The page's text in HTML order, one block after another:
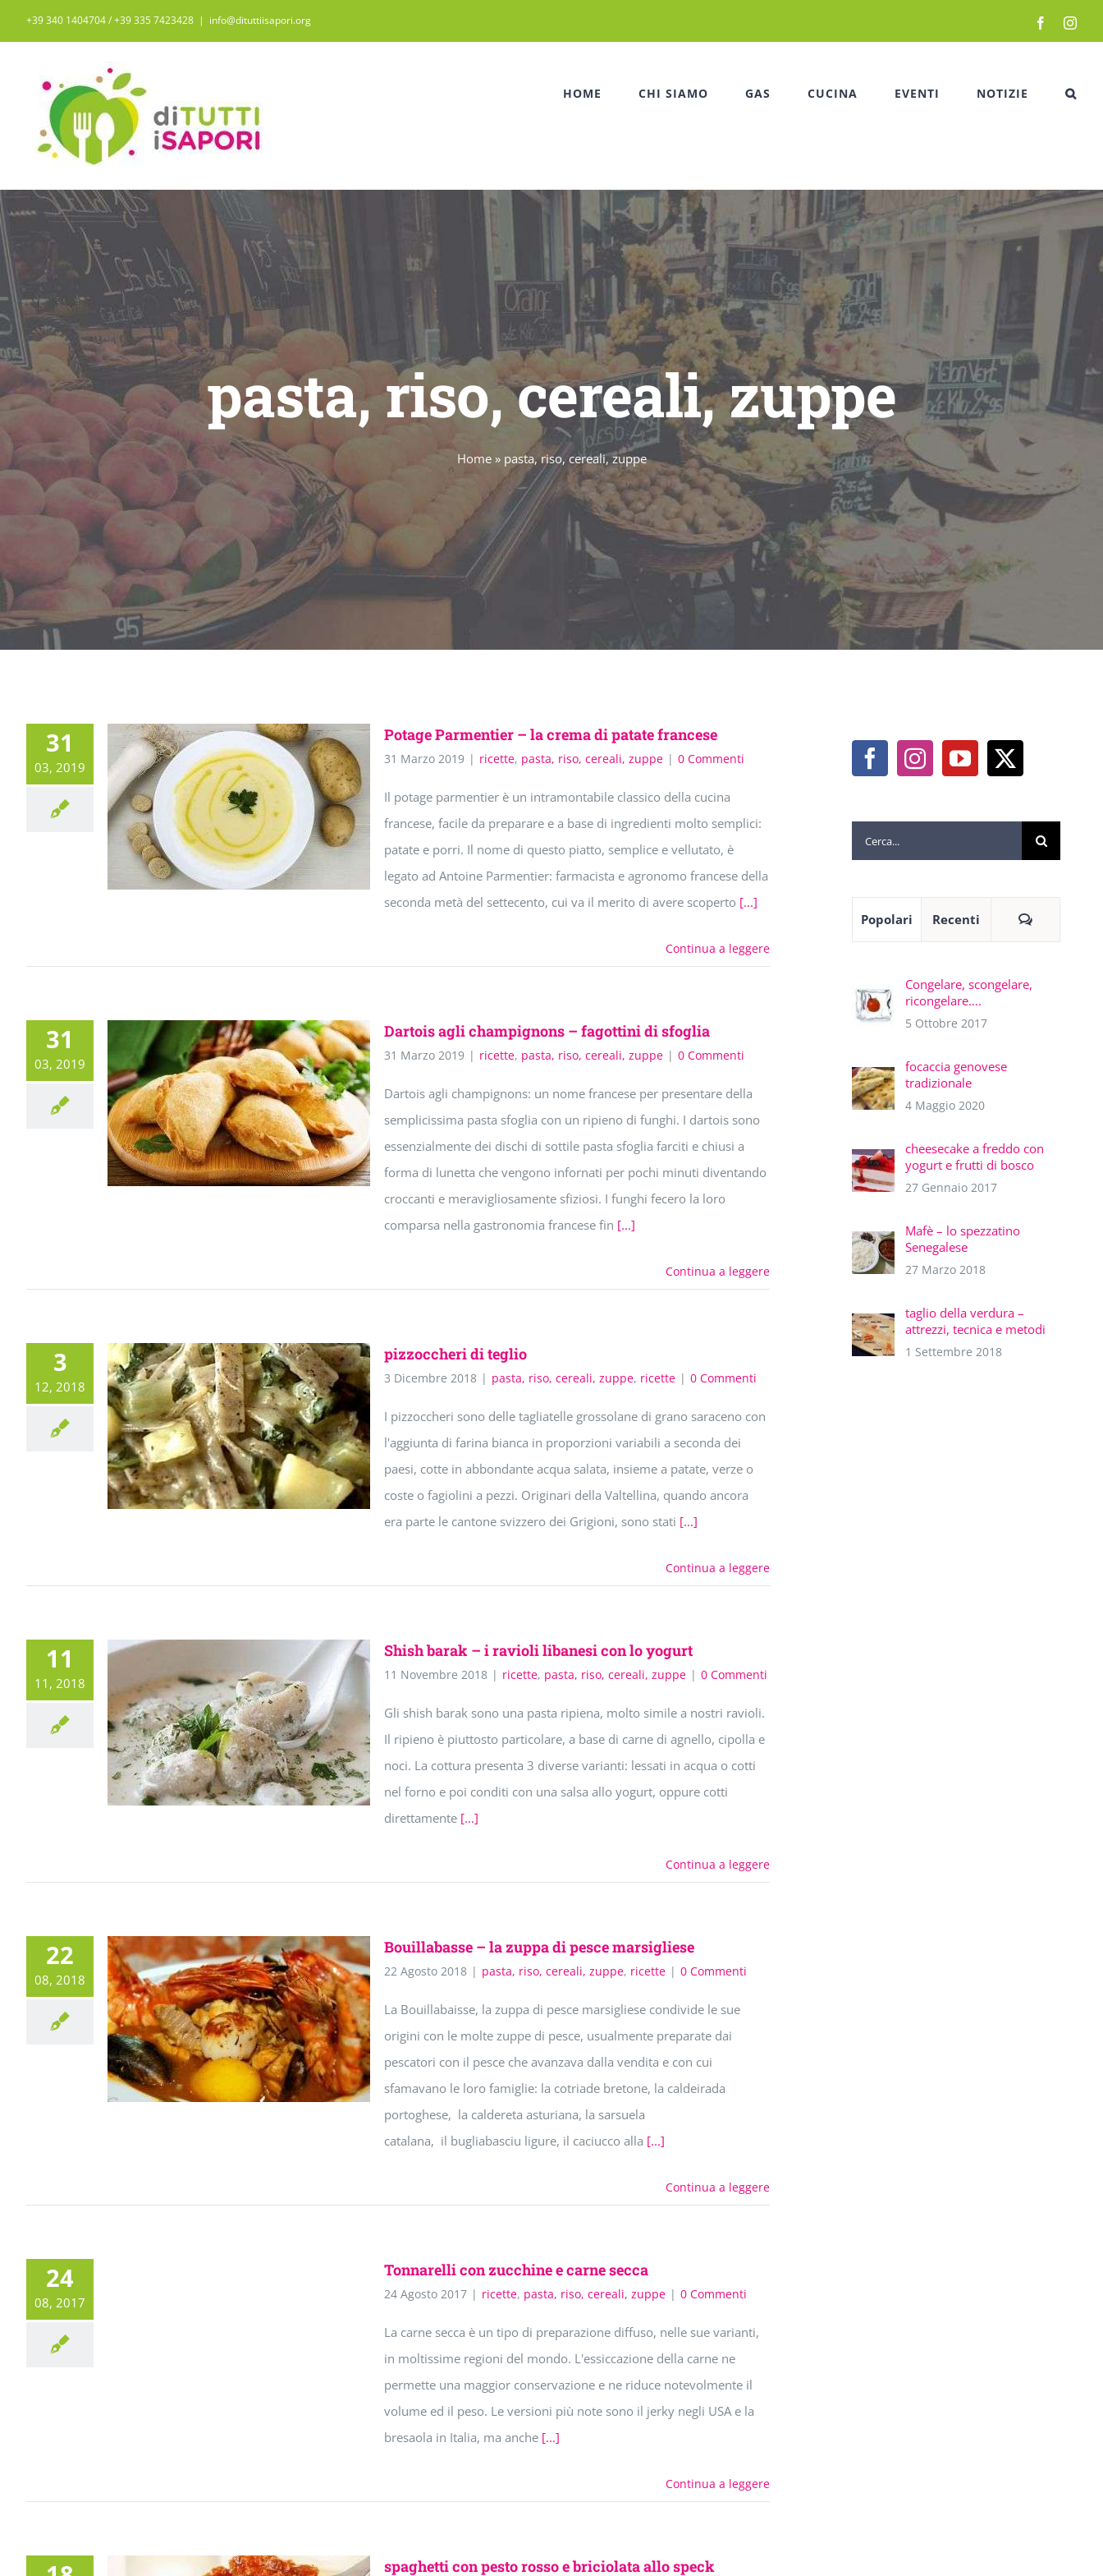
al
+39 340 1404704 / ‭+39 335 7423428‬ | info@dituttiisapori.org Facebook
HOME CHI SIAMO GAS CUCINA EVENTI NOTIZIE
pasta, riso, cereali, zuppe
Home» pasta, riso, cereali, zuppe
31
03, 2019
Potage Parmentier – la crema di patate francese
31 Marzo 2019 | ricette, pasta, riso, cereali, zuppe | 0 Commenti
Il potage parmentier è un intramontabile classico della cucina
francese, facile da preparare e a base di ingredienti molto semplici:
patate e porri. Il nome di questo piatto, semplice e vellutato, è
legato ad Antoine Parmentier: farmacista e agronomo francese della
seconda metà del settecento, cui va il merito di avere scoperto [...]
Continua a leggere
31
03, 2019
Dartois agli champignons – fagottini di sfoglia
31 Marzo 2019 | ricette, pasta, riso, cereali, zuppe | 0 Commenti
Dartois agli champignons: un nome francese per presentare della
semplicissima pasta sfoglia con un ripieno di funghi. I dartois sono
essenzialmente dei dischi di sottile pasta sfoglia farciti e chiusi a
forma di lunetta che vengono infornati per pochi minuti diventando
croccanti e meravigliosamente sfiziosi. I funghi fecero la loro
comparsa nella gastronomia francese fin [...]
Continua a leggere
3
12, 2018
pizzoccheri di teglio
3 Dicembre 2018 | pasta, riso, cereali, zuppe, ricette | 0 Commenti
I pizzoccheri sono delle tagliatelle grossolane di grano saraceno con
l'aggiunta di farina bianca in proporzioni variabili a seconda dei
paesi, cotte in abbondante acqua salata, insieme a patate, verze o
coste o fagiolini a pezzi. Originari della Valtellina, quando ancora
era parte le cantone svizzero dei Grigioni, sono stati [...]
Continua a leggere
11
11, 2018
Shish barak – i ravioli libanesi con lo yogurt
11 Novembre 2018 | ricette, pasta, riso, cereali, zuppe | 0 Commenti
Gli shish barak sono una pasta ripiena, molto simile a nostri ravioli.
Il ripieno è piuttosto particolare, a base di carne di agnello, cipolla e
noci. La cottura presenta 3 diverse varianti: lessati in acqua o cotti
nel forno e poi conditi con una salsa allo yogurt, oppure cotti
direttamente [...]
Continua a leggere
22
08, 2018
Bouillabasse – la zuppa di pesce marsigliese
22 Agosto 2018 | pasta, riso, cereali, zuppe, ricette | 0 Commenti
La Bouillabaisse, la zuppa di pesce marsigliese condivide le sue
origini con le molte zuppe di pesce, usualmente preparate dai
pescatori con il pesce che avanzava dalla vendita e con cui
sfamavano le loro famiglie: la cotriade bretone, la caldeirada
portoghese, la caldereta asturiana, la sarsuela
catalana, il bugliabasciu ligure, il caciucco alla [...]
Continua a leggere
24
08, 2017
Tonnarelli con zucchine e carne secca
24 Agosto 2017 | ricette, pasta, riso, cereali, zuppe | 0 Commenti
La carne secca è un tipo di preparazione diffuso, nelle sue varianti,
in moltissime regioni del mondo. L'essiccazione della carne ne
permette una maggior conservazione e ne riduce notevolmente il
volume ed il peso. Le versioni più note sono il jerky negli USA e la
bresaola in Italia, ma anche [...]
Continua a leggere
spaghetti con pesto rosso e briciolata allo speck
Cerca
per:
Popolari Recenti Commenti
Congelare, scongelare,
ricongelare….
5 Ottobre 2017
focaccia genovese
tradizionale
4 Maggio 2020
cheesecake a freddo con
yogurt e frutti di bosco
27 Gennaio 2017
Mafè – lo spezzatino
Senegalese
27 Marzo 2018
taglio della verdura –
attrezzi, tecnica e metodi
1 Settembre 2018